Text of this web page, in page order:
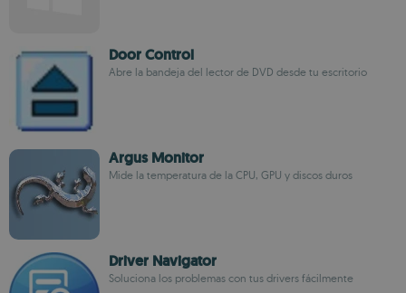
Door Control
Abre la bandeja del lector de DVD desde tu escritorio
Argus Monitor
Mide la temperatura de la CPU, GPU y discos duros
Driver Navigator
Soluciona los problemas con tus drivers fácilmente